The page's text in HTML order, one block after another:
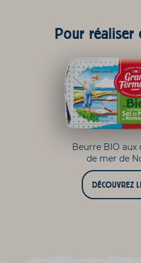
Pour réaliser
Beurre BIO aux
de mer de
DÉCOUVREZ